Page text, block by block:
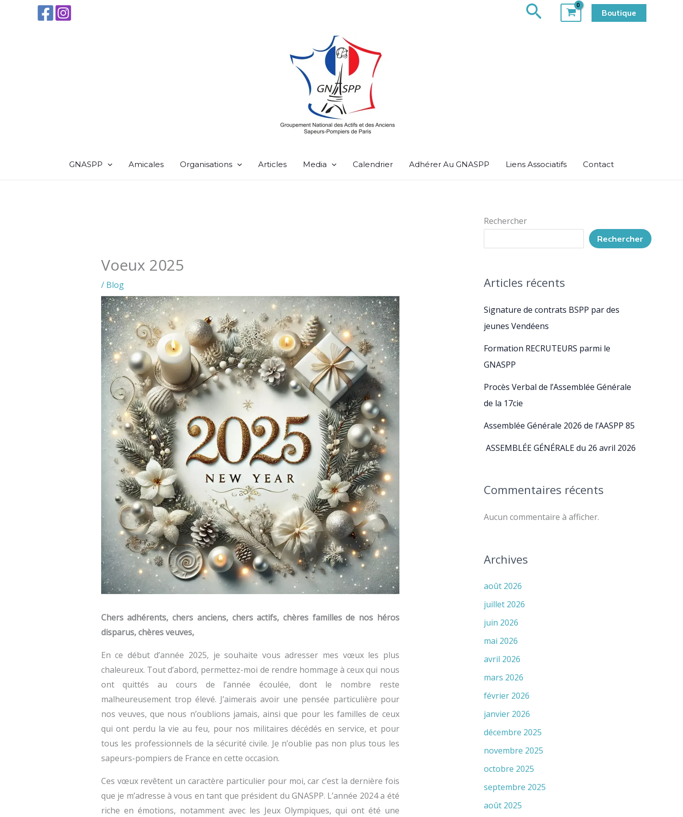
RechercherBoutique
GNASPP Amicales Organisations Articles Media Calendrier Adhérer Au GNASPP Liens Associatifs Contact
Voeux 2025
/ Blog
Chers adhérents, chers anciens, chers actifs, chères familles de nos héros
disparus, chères veuves,
En ce début d’année 2025, je souhaite vous adresser mes vœux les plus
chaleureux. Tout d’abord, permettez-moi de rendre hommage à ceux qui nous
ont quittés au cours de l’année écoulée, dont le nombre reste
malheureusement trop élevé. J’aimerais avoir une pensée particulière pour
nos veuves, que nous n’oublions jamais, ainsi que pour les familles de ceux
qui ont perdu la vie au feu, pour nos militaires décédés en service, et pour
tous les professionnels de la sécurité civile. Je n’oublie pas non plus tous les
sapeurs-pompiers de France en cette occasion.
Ces vœux revêtent un caractère particulier pour moi, car c’est la dernière fois
que je m’adresse à vous en tant que président du GNASPP. L’année 2024 a été
riche en émotions, notamment avec les Jeux Olympiques, qui ont été une
Rechercher
Rechercher
Articles récents
Signature de contrats BSPP par des
jeunes Vendéens
Formation RECRUTEURS parmi le
GNASPP
Procès Verbal de l’Assemblée Générale
de la 17cie
Assemblée Générale 2026 de l’AASPP 85
ASSEMBLÉE GÉNÉRALE du 26 avril 2026
Commentaires récents
Aucun commentaire à afficher.
Archives
août 2026
juillet 2026
juin 2026
mai 2026
avril 2026
mars 2026
février 2026
janvier 2026
décembre 2025
novembre 2025
octobre 2025
septembre 2025
août 2025